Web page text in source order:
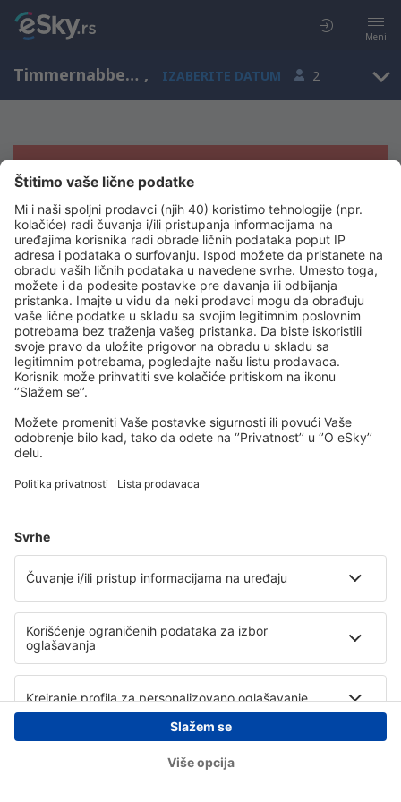
Meni
Timmernabben, Švedska , IZABERITE DATUM 2
Žao nam je, ne možemo da prikažemo
rezultate
Pokušajte još jednom kad izaberete druge kriterijume
Copyright © eSky.rs. Sva prava zadržana.